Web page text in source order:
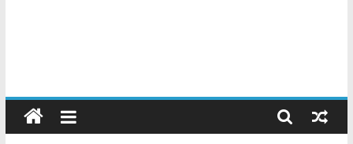
Chatarreros